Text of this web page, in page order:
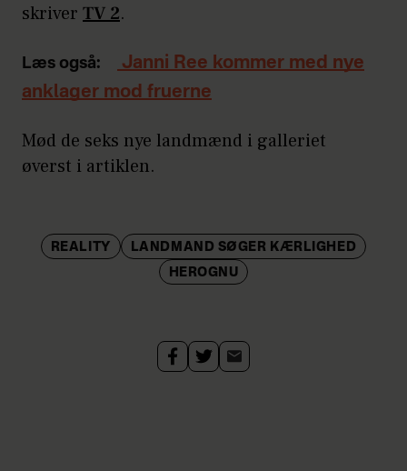
skriver TV 2.
Læs også:
Janni Ree kommer med nye
anklager mod fruerne
Mød de seks nye landmænd i galleriet
øverst i artiklen.
REALITY
LANDMAND SØGER KÆRLIGHED
HEROGNU